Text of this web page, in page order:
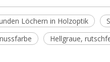
Löchern in Holzoptik
Hellgraue,